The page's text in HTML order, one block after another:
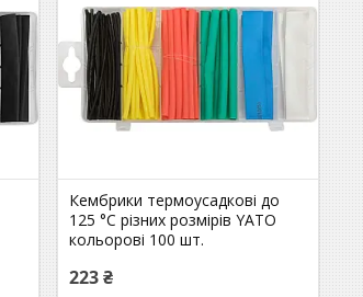
Кембрики термоусадкові до
125 °C різних розмірів YATO
кольорові 100 шт.
223 ₴